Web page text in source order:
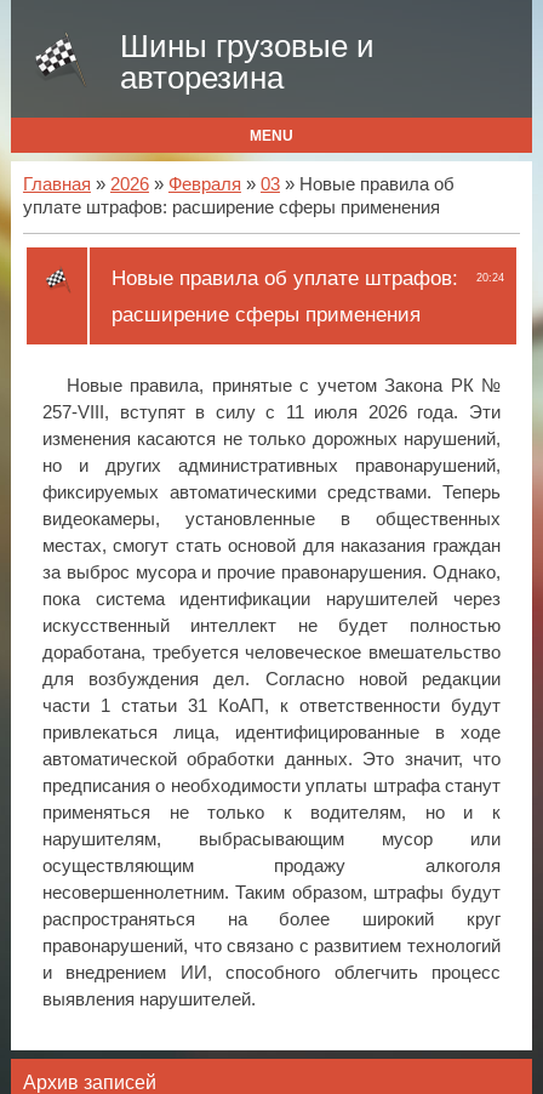
Шины грузовые и
авторезина
MENU
Главная » 2026 » Февраля » 03» Новые правила об
уплате штрафов: расширение сферы применения
20:24
Новые правила об уплате штрафов:
расширение сферы применения
Новые правила, принятые с учетом Закона РК №
257-VIII, вступят в силу с 11 июля 2026 года. Эти
изменения касаются не только дорожных нарушений,
но и других административных правонарушений,
фиксируемых автоматическими средствами. Теперь
видеокамеры, установленные в общественных
местах, смогут стать основой для наказания граждан
за выброс мусора и прочие правонарушения. Однако,
пока система идентификации нарушителей через
искусственный интеллект не будет полностью
доработана, требуется человеческое вмешательство
для возбуждения дел. Согласно новой редакции
части 1 статьи 31 КоАП, к ответственности будут
привлекаться лица, идентифицированные в ходе
автоматической обработки данных. Это значит, что
предписания о необходимости уплаты штрафа станут
применяться не только к водителям, но и к
нарушителям, выбрасывающим мусор или
осуществляющим продажу алкоголя
несовершеннолетним. Таким образом, штрафы будут
распространяться на более широкий круг
правонарушений, что связано с развитием технологий
и внедрением ИИ, способного облегчить процесс
выявления нарушителей.
Архив записей